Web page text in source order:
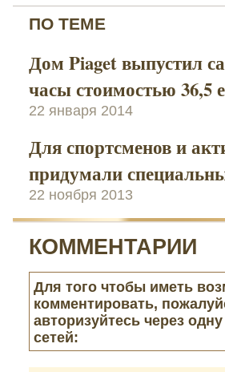
ПО ТЕМЕ
Дом Piaget выпустил
часы стоимостью 36,5
22 января 2014
Для спортсменов и
придумали
22 ноября 2013
КОММЕНТАРИИ
Для того чтобы иметь
комментировать,
авторизуйтесь через
сетей: